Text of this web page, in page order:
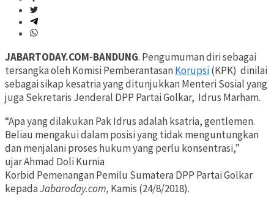
JABARTODAY.COM-BANDUNG. Pengumuman diri sebagai
tersangka oleh Komisi PemberantasanKorupsi(KPK) dinilai
sebagai sikap kesatria yang ditunjukkan Menteri Sosial yang
juga Sekretaris Jenderal DPP Partai Golkar, Idrus Marham.
“Apa yang dilakukan Pak Idrus adalah ksatria, gentlemen.
Beliau mengakui dalam posisi yang tidak menguntungkan
dan menjalani proses hukum yang perlu konsentrasi,”
ujar Ahmad Doli Kurnia
Korbid Pemenangan Pemilu Sumatera DPP Partai Golkar
kepadaJabaroday.com, Kamis (24/8/2018).